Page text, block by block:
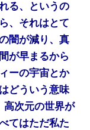
る、というの
、それはとて
闇が減り、真
が早まるから
ーの宇宙とか
どういう意味
高次元の世界が
てはただ私た